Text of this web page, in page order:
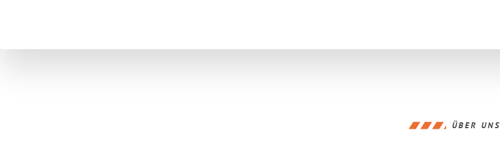
ÜBER UNS